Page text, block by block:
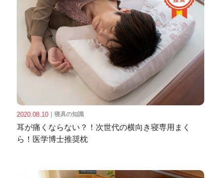
2020.08.10｜ 寝具の知識
耳が痛くならない？！次世代の横向き寝専用まく
ら！医学博士推奨枕